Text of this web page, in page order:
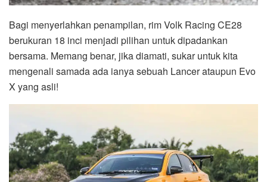
Bagi menyerlahkan penampilan, rim Volk Racing CE28
berukuran 18 inci menjadi pilihan untuk dipadankan
bersama. Memang benar, jika diamati, sukar untuk kita
mengenali samada ada ianya sebuah Lancer ataupun Evo
X yang asli!